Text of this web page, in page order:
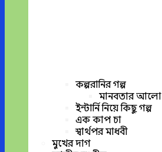
কল্পরানির গল্প
মানবতার আলো
ইন্টার্নি নিয়ে কিছু গল্প
এক কাপ চা
স্বার্থপর মাধবী
মুখের দাগ